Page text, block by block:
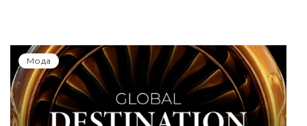
Мода